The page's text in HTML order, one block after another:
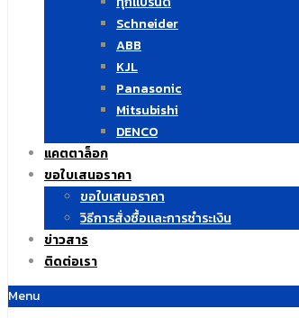
Schneider
ABB
KJL
Panasonic
Mitsubishi
DENCO
แคตตาล็อก
ขอใบเสนอราคา
ขอใบเสนอราคา
วิธีการสั่งซื้อและการชำระเงิน
ข่าวสาร
ติดต่อเรา
Menu